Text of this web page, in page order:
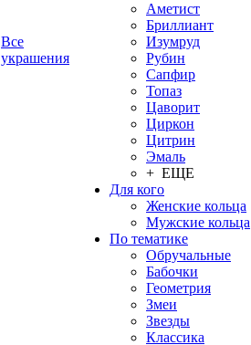
Все
украшения
Аметист
Бриллиант
Изумруд
Рубин
Сапфир
Топаз
Цаворит
Циркон
Цитрин
Эмаль
+ ЕЩЕ
Для кого
Женские кольца
Мужские кольца
По тематике
Обручальные
Бабочки
Геометрия
Змеи
Звезды
Классика